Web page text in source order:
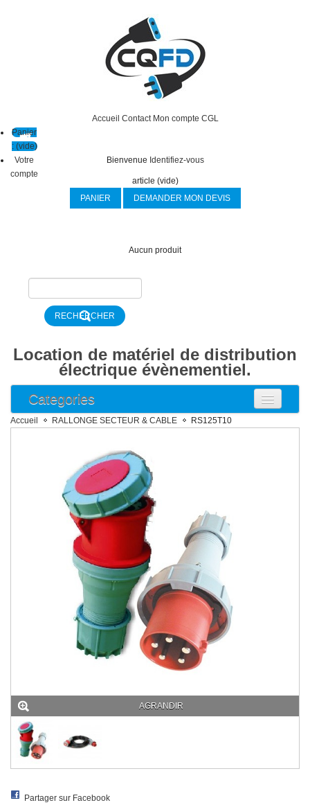
Accueil Contact Mon compte CGL
Panier
: (vide)
Votre
compte
Bienvenue Identifiez-vous
article (vide)
PANIER
DEMANDER MON DEVIS
Aucun produit
Location de matériel de distribution
électrique évènementiel.
Categories
ARMOIRE ELECTRIQUE
ARMOIRE DISTRIBUTION
BOITIER DE DISTRIBUTION
DISJONCTEUR DIFFERENTIEL
DISJONCTEUR
RALLONGE SECTEUR & CABLE
RALLONGE 16A 2P+T NF
RALLONGE 16A 2P+T P17
Rallonge 32A 2P+T P17
Rallonge 16A 3P+N+T P17
Rallonge 32A 3P+N+T P17
RALLONGE 63A 3P+N+T P17
RALLONGE 125A 3P+N+T P17
UNIFILAIRE POWERLOCK
MULTIPRISE & ADAPTATEUR
PASSAGE DE CABLE
ECLAIRAGE SECURITE
ACCESSIBILITE PMR
DIVERS
Accueil RALLONGE SECTEUR & CABLE RS125T10
AGRANDIR
Partager sur Facebook